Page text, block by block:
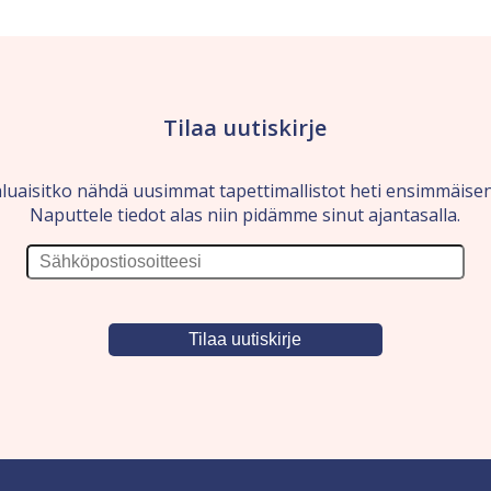
Tilaa uutiskirje
nähdä uusimmat tapettimallistot heti
Naputtele tiedot alas niin pidämme sinut ajantasalla.